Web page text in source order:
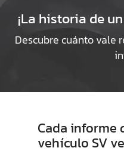
¡La historia de
Descubre cuánto vale
Cada informe
vehículo SV